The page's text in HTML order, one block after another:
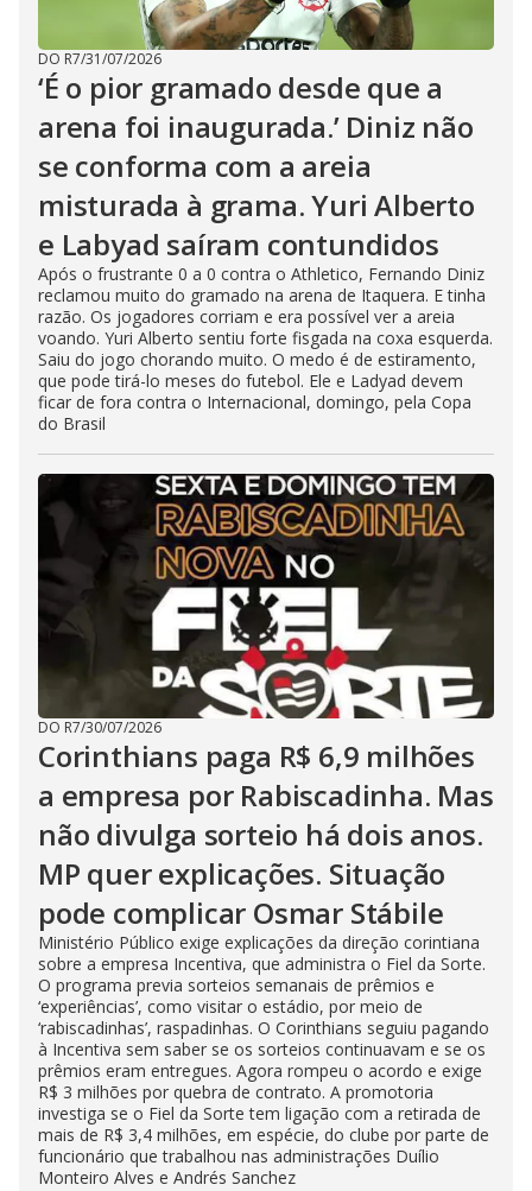
DO R7/31/07/2026
‘É o pior gramado desde que a
arena foi inaugurada.’ Diniz não
se conforma com a areia
misturada à grama. Yuri Alberto
e Labyad saíram contundidos
Após o frustrante 0 a 0 contra o Athletico, Fernando Diniz
reclamou muito do gramado na arena de Itaquera. E tinha
razão. Os jogadores corriam e era possível ver a areia
voando. Yuri Alberto sentiu forte fisgada na coxa esquerda.
Saiu do jogo chorando muito. O medo é de estiramento,
que pode tirá-lo meses do futebol. Ele e Ladyad devem
ficar de fora contra o Internacional, domingo, pela Copa
do Brasil
DO R7/30/07/2026
Corinthians paga R$ 6,9 milhões
a empresa por Rabiscadinha. Mas
não divulga sorteio há dois anos.
MP quer explicações. Situação
pode complicar Osmar Stábile
Ministério Público exige explicações da direção corintiana
sobre a empresa Incentiva, que administra o Fiel da Sorte.
O programa previa sorteios semanais de prêmios e
‘experiências’, como visitar o estádio, por meio de
‘rabiscadinhas’, raspadinhas. O Corinthians seguiu pagando
à Incentiva sem saber se os sorteios continuavam e se os
prêmios eram entregues. Agora rompeu o acordo e exige
R$ 3 milhões por quebra de contrato. A promotoria
investiga se o Fiel da Sorte tem ligação com a retirada de
mais de R$ 3,4 milhões, em espécie, do clube por parte de
funcionário que trabalhou nas administrações Duílio
Monteiro Alves e Andrés Sanchez